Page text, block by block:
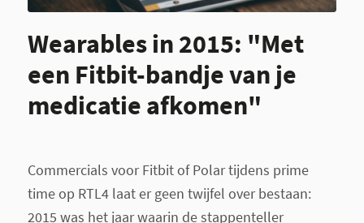
Wearables in 2015: "Met
een Fitbit-bandje van je
medicatie afkomen"
Commercials voor Fitbit of Polar tijdens prime
time op RTL4 laat er geen twijfel over bestaan:
2015 was het jaar waarin de stappenteller